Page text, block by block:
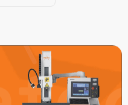
высокотехнологичного
профессионального...